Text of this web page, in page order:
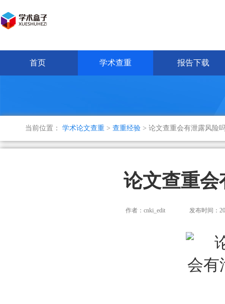
首页 学术查重 报告下载
当前位置： 学术论文查重 > 查重经验 > 论文查重会有泄露风险
论文查重
作者：cnki_edit 发布时间：